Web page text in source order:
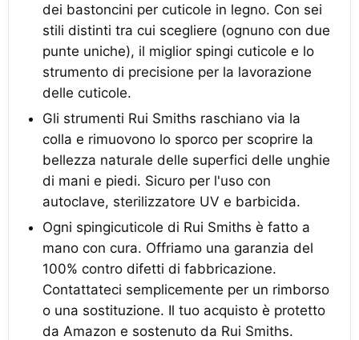
dei bastoncini per cuticole in legno. Con sei
stili distinti tra cui scegliere (ognuno con due
punte uniche), il miglior spingi cuticole e lo
strumento di precisione per la lavorazione
delle cuticole.
Gli strumenti Rui Smiths raschiano via la
colla e rimuovono lo sporco per scoprire la
bellezza naturale delle superfici delle unghie
di mani e piedi. Sicuro per l'uso con
autoclave, sterilizzatore UV e barbicida.
Ogni spingicuticole di Rui Smiths è fatto a
mano con cura. Offriamo una garanzia del
100% contro difetti di fabbricazione.
Contattateci semplicemente per un rimborso
o una sostituzione. Il tuo acquisto è protetto
da Amazon e sostenuto da Rui Smiths.